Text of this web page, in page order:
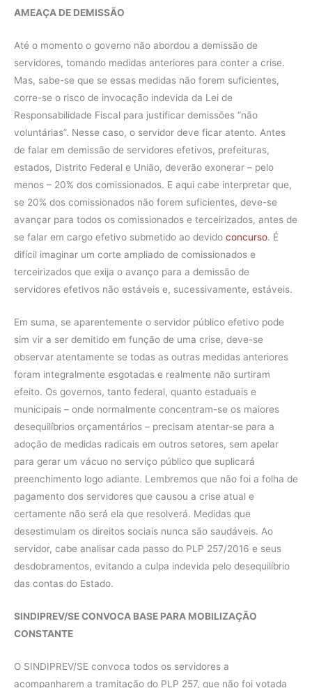
AMEAÇA DE DEMISSÃO
Até o momento o governo não abordou a demissão de
servidores, tomando medidas anteriores para conter a crise.
Mas, sabe-se que se essas medidas não forem suficientes,
corre-se o risco de invocação indevida da Lei de
Responsabilidade Fiscal para justificar demissões “não
voluntárias”. Nesse caso, o servidor deve ficar atento. Antes
de falar em demissão de servidores efetivos, prefeituras,
estados, Distrito Federal e União, deverão exonerar – pelo
menos – 20% dos comissionados. E aqui cabe interpretar que,
se 20% dos comissionados não forem suficientes, deve-se
avançar para todos os comissionados e terceirizados, antes de
se falar em cargo efetivo submetido ao devido concurso. É
difícil imaginar um corte ampliado de comissionados e
terceirizados que exija o avanço para a demissão de
servidores efetivos não estáveis e, sucessivamente, estáveis.
Em suma, se aparentemente o servidor público efetivo pode
sim vir a ser demitido em função de uma crise, deve-se
observar atentamente se todas as outras medidas anteriores
foram integralmente esgotadas e realmente não surtiram
efeito. Os governos, tanto federal, quanto estaduais e
municipais – onde normalmente concentram-se os maiores
desequilíbrios orçamentários – precisam atentar-se para a
adoção de medidas radicais em outros setores, sem apelar
para gerar um vácuo no serviço público que suplicará
preenchimento logo adiante. Lembremos que não foi a folha de
pagamento dos servidores que causou a crise atual e
certamente não será ela que resolverá. Medidas que
desestimulam os direitos sociais nunca são saudáveis. Ao
servidor, cabe analisar cada passo do PLP 257/2016 e seus
desdobramentos, evitando a culpa indevida pelo desequilíbrio
das contas do Estado.
SINDIPREV/SE CONVOCA BASE PARA MOBILIZAÇÃO
CONSTANTE
O SINDIPREV/SE convoca todos os servidores a
acompanharem a tramitação do PLP 257, que não foi votada